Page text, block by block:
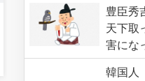
豊臣秀
天下取
害にな
韓国人